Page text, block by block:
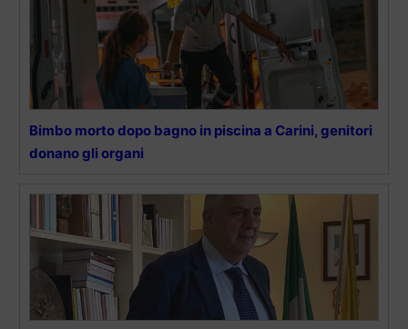
Bimbo morto dopo bagno in piscina a Carini, genitori
donano gli organi